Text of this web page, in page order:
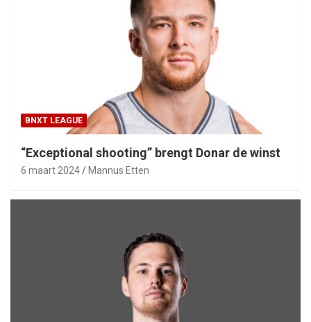
BNXT LEAGUE
“Exceptional shooting” brengt Donar de winst
6 maart 2024 Mannus Etten